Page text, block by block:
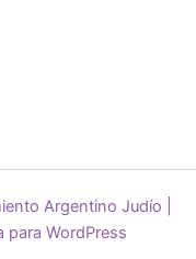
Argentino Judío |
para WordPress